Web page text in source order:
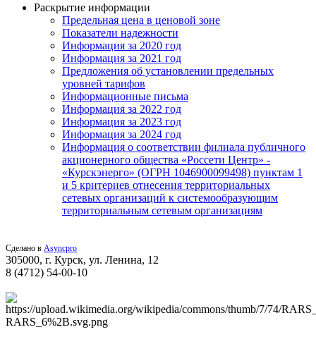
Раскрытие информации
Предельная цена в ценовой зоне
Показатели надежности
Информация за 2020 год
Информация за 2021 год
Предложения об установлении предельных
уровней тарифов
Информационные письма
Информация за 2022 год
Информация за 2023 год
Информация за 2024 год
Информация о соответствии филиала публичного
акционерного общества «Россети Центр» -
«Курскэнерго» (ОГРН 1046900099498) пунктам 1
и 5 критериев отнесения территориальных
сетевых организаций к системообразующим
территориальным сетевым организациям
Сделано в Asyncpro
305000, г. Курск, ул. Ленина, 12
8 (4712) 54-00-10